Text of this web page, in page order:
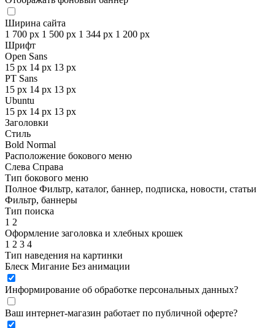
Ширина сайта
1 700 px 1 500 px 1 344 px 1 200 px
Шрифт
Open Sans
15 px 14 px 13 px
PT Sans
15 px 14 px 13 px
Ubuntu
15 px 14 px 13 px
Заголовки
Стиль
Bold Normal
Расположение бокового меню
Слева Справа
Тип бокового меню
Полное Фильтр, каталог, баннер, подписка, новости, статьи
Фильтр, баннеры
Тип поиска
1 2
Оформление заголовка и хлебных крошек
1 2 3 4
Тип наведения на картинки
Блеск Мигание Без анимации
Информирование об обработке персональных данных?
Ваш интернет-магазин работает по публичной оферте?